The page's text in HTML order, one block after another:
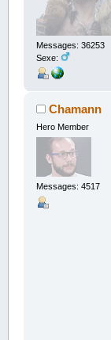
Messages: 36253
Sexe:
Chamann
Hero Member
Messages: 4517